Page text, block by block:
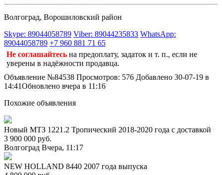
Волгоград, Ворошиловский район
Skype: 89044058789 Viber: 89044235833 WhatsApp:
89044058789 +7 960 881 71 65
Не соглашайтесь на предоплату, задаток и т. п., если не
уверены в надёжности продавца.
Объявление №84538 Просмотров: 576 Добавлено 30-07-19 в
14:41Обновлено вчера в 11:16
Похожие объявления
Новый МТЗ 1221.2 Тропический 2018-2020 года с доставкой
3 900 000 руб.
Волгоград Вчера, 11:17
NEW HOLLAND 8440 2007 года выпуска